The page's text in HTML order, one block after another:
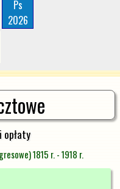
Ps
2026
opłaty
1815 r. - 1918 r.